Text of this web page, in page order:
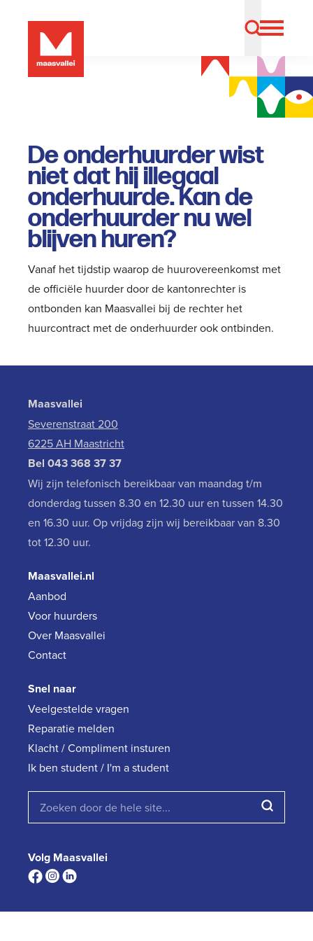
De onderhuurder wist
niet dat hij illegaal
onderhuurde. Kan de
onderhuurder nu wel
blijven huren?
Vanaf het tijdstip waarop de huurovereenkomst met
de officiële huurder door de kantonrechter is
ontbonden kan Maasvallei bij de rechter het
huurcontract met de onderhuurder ook ontbinden.
Maasvallei
Severenstraat 200
6225 AH Maastricht
Bel 043 368 37 37
Wij zijn telefonisch bereikbaar van maandag t/m
donderdag tussen 8.30 en 12.30 uur en tussen 14.30
en 16.30 uur. Op vrijdag zijn wij bereikbaar van 8.30
tot 12.30 uur.
Maasvallei.nl
Aanbod
Voor huurders
Over Maasvallei
Contact
Snel naar
Veelgestelde vragen
Reparatie melden
Klacht / Compliment insturen
Ik ben student / I'm a student
Volg Maasvallei